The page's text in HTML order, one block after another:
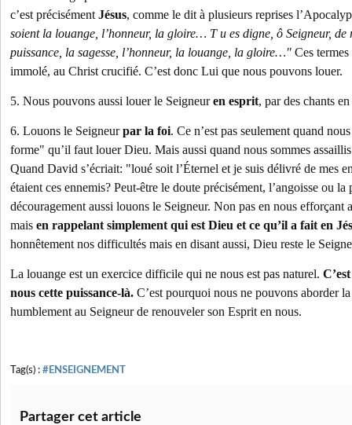
c’est précisément Jésus, comme le dit à plusieurs reprises
soient la louange, l’honneur, la gloire… T u es digne, ô Seigneur, de
puissance, la sagesse, l’honneur, la louange, la gloire…" Ces
immolé, au Christ crucifié. C’est donc Lui que nous pouvons louer.
5. Nous pouvons aussi louer le Seigneuren esprit, par des chants
6. Louons le Seigneurpar la foi. Ce n’est pas seulement quand
forme" qu’il faut louer Dieu. Mais aussi quand nous sommes
Quand David s’écriait: "loué soit l’Éternel et je suis délivré de mes
étaient ces ennemis? Peut-être le doute précisément, l’angoisse ou la
découragement aussi louons le Seigneur. Non pas en nous efforçant
mais en rappelant simplement qui est Dieu et ce qu’il a fait en
honnêtement nos difficultés mais en disant aussi, Dieu reste le
La louange est un exercice difficile qui ne nous est pas naturel.
nous cette puissance-là. C’est pourquoi nous ne pouvons aborder
humblement au Seigneur de renouveler son Esprit en nous.
Tag(s) : #ENSEIGNEMENT
Partager cet article